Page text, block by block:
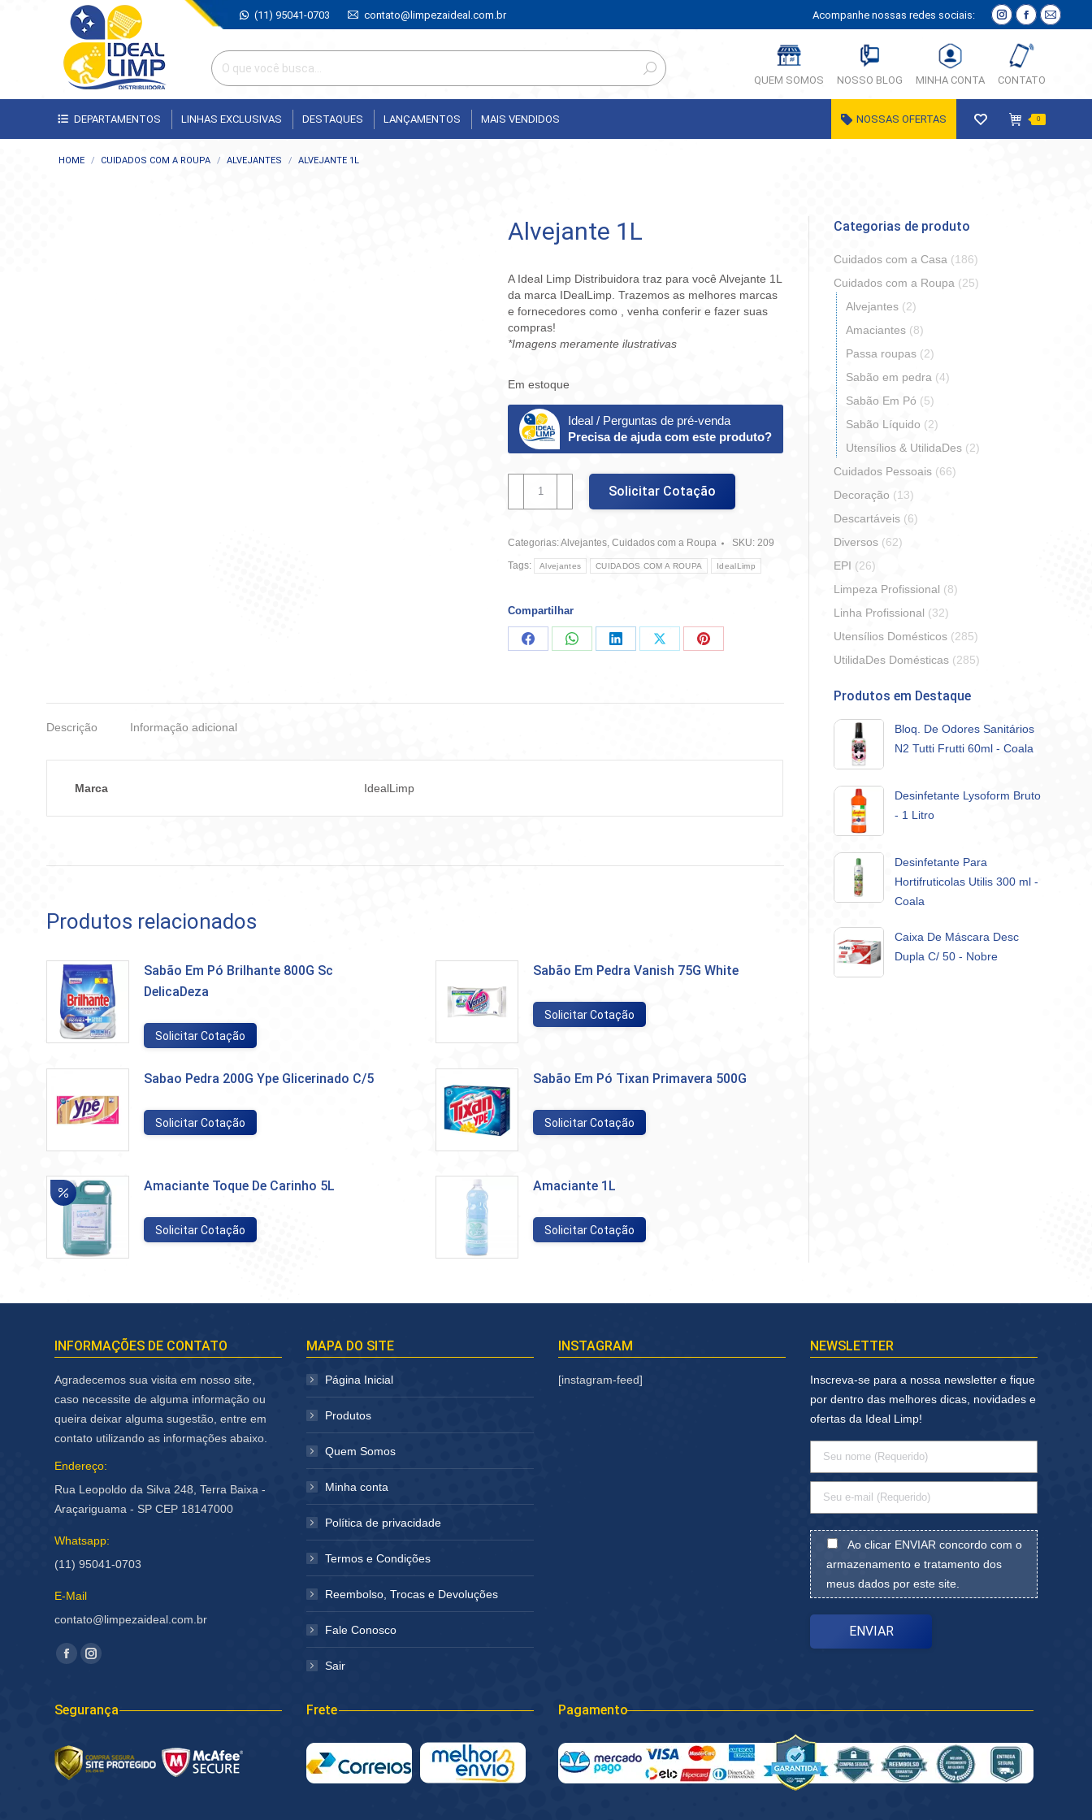
(11) 95041-0703 contato@limpezaideal.com.br Acompanhe nossas redes sociais:
Instagram
página
abre
em
janela
Facebook
página
em
janela
E-
QUEM SOMOS NOSSO BLOG MINHA CONTA CONTATO
DEPARTAMENTOS LINHAS EXCLUSIVAS DESTAQUES LANÇAMENTOS MAIS VENDIDOS NOSSAS OFERTAS 0
Você está aqui:
HOME CUIDADOS COM A ROUPA ALVEJANTES ALVEJANTE 1L
Alvejante 1L
A Ideal Limp Distribuidora traz para você Alvejante 1L
da marca IDealLimp. Trazemos as melhores marcas
e fornecedores como , venha conferir e fazer suas
compras!
*Imagens meramente ilustrativas
Em estoque
Ideal / Perguntas de pré-venda
Precisa de ajuda com este produto?
quantidade
Solicitar Cotação
Categorias:Alvejantes,Cuidados com a Roupa SKU:209
Tags:
Alvejantes CUIDADOS COM A ROUPA IdealLimp
Compartilhar
CompartilharCompartilharCompartilharCompartilharCompartilhar
Descrição Informação adicional
Marca IdealLimp
Produtos relacionados
Sabão Em Pó Brilhante 800G Sc
DelicaDeza
Solicitar Cotação
Sabão Em Pedra Vanish 75G White
Solicitar Cotação
Sabao Pedra 200G Ype Glicerinado C/5
Solicitar Cotação
Sabão Em Pó Tixan Primavera 500G
Solicitar Cotação
Amaciante Toque De Carinho 5L
Solicitar Cotação
Amaciante 1L
Solicitar Cotação
Categorias de produto
Cuidados com a Casa (186)
Cuidados com a Roupa (25)
Alvejantes (2)
Amaciantes (8)
Passa roupas (2)
Sabão em pedra (4)
Sabão Em Pó (5)
Sabão Líquido (2)
Utensílios & UtilidaDes (2)
Cuidados Pessoais (66)
Decoração (13)
Descartáveis (6)
Diversos (62)
EPI (26)
Limpeza Profissional (8)
Linha Profissional (32)
Utensílios Domésticos (285)
UtilidaDes Domésticas (285)
Produtos em Destaque
Bloq. De Odores Sanitários
N2 Tutti Frutti 60ml - Coala
Desinfetante Lysoform Bruto
- 1 Litro
Desinfetante Para
Hortifruticolas Utilis 300 ml -
Coala
Caixa De Máscara Desc
Dupla C/ 50 - Nobre
INFORMAÇÕES DE CONTATO
Agradecemos sua visita em nosso site,
caso necessite de alguma informação ou
queira deixar alguma sugestão, entre em
contato utilizando as informações abaixo.
Endereço:
Rua Leopoldo da Silva 248, Terra Baixa -
Araçariguama - SP CEP 18147000
Whatsapp:
(11) 95041-0703
E-Mail
contato@limpezaideal.com.br
Encontre-nos em:
Facebook
abre
nova
janela
Instagram
abre
janela
MAPA DO SITE
Página Inicial
Produtos
Quem Somos
Minha conta
Política de privacidade
Termos e Condições
Reembolso, Trocas e Devoluções
Fale Conosco
Sair
INSTAGRAM
[instagram-feed]
NEWSLETTER
Inscreva-se para a nossa newsletter e fique
por dentro das melhores dicas, novidades e
ofertas da Ideal Limp!
Ao clicar ENVIAR concordo com o
armazenamento e tratamento dos
meus dados por este site.
Segurança Frete Pagamento